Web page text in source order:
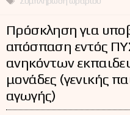
Πρόσκληση για
απόσπαση εντός
ανηκόντων
μονάδες (γενικής
αγωγής)